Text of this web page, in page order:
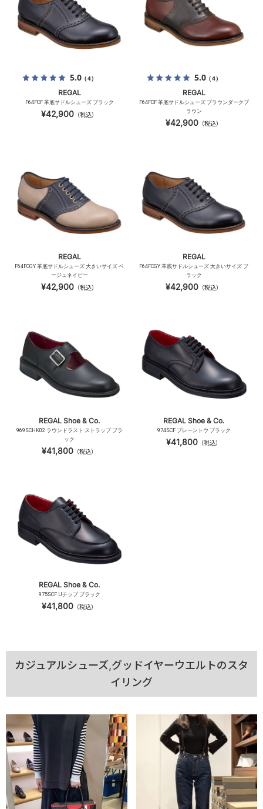
5.0（4）
REGAL
F64FCF 革底サドルシューズ ブラック
¥42,900 （税込）
5.0（4）
REGAL
F64FCF 革底サドルシューズ ブラウンダークブ
ラウン
¥42,900 （税込）
REGAL
F64FCGY 革底サドルシューズ 大きいサイズ ベ
ージュネイビー
¥42,900 （税込）
REGAL
F64FCGY 革底サドルシューズ 大きいサイズ ブ
ラック
¥42,900 （税込）
REGAL Shoe & Co.
969SCHK02 ラウンドラスト ストラップ ブラ
ック
¥41,800 （税込）
REGAL Shoe & Co.
974SCF プレーントウ ブラック
¥41,800 （税込）
REGAL Shoe & Co.
975SCF Uチップ ブラック
¥41,800 （税込）
カジュアルシューズ,グッドイヤーウエルトのスタ
イリング